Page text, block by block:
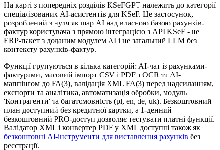
На карті з попередніх розділів KSeFGPT належить до категорії
спеціалізованих AI-асистентів для KSeF. Це застосунок,
розроблений з нуля як шар AI над власною базою рахунків-
фактур користувача з прямою інтеграцією з API KSeF - не
ERP-пакет з доданим модулем AI і не загальний LLM без
контексту рахунків-фактур.
Функції групуються в кілька категорій: AI-чат із рахунками-
фактурами, масовий імпорт CSV і PDF з OCR та AI-
маппінгом до FA(3), валідація XML FA(3) перед надсиланням,
експорти та аналітика, автоматизація обробки, модуль
'Контрагенти' та багатомовність (pl, en, de, uk). Безкоштовний
план доступний без кредитної картки, а 1-денний
безкоштовний PRO-доступ дозволяє тестувати платні функції.
Валідатор XML і конвертер PDF у XML доступні також як
безкоштовні AI-інструменти для виставлення рахунків без
реєстрації.